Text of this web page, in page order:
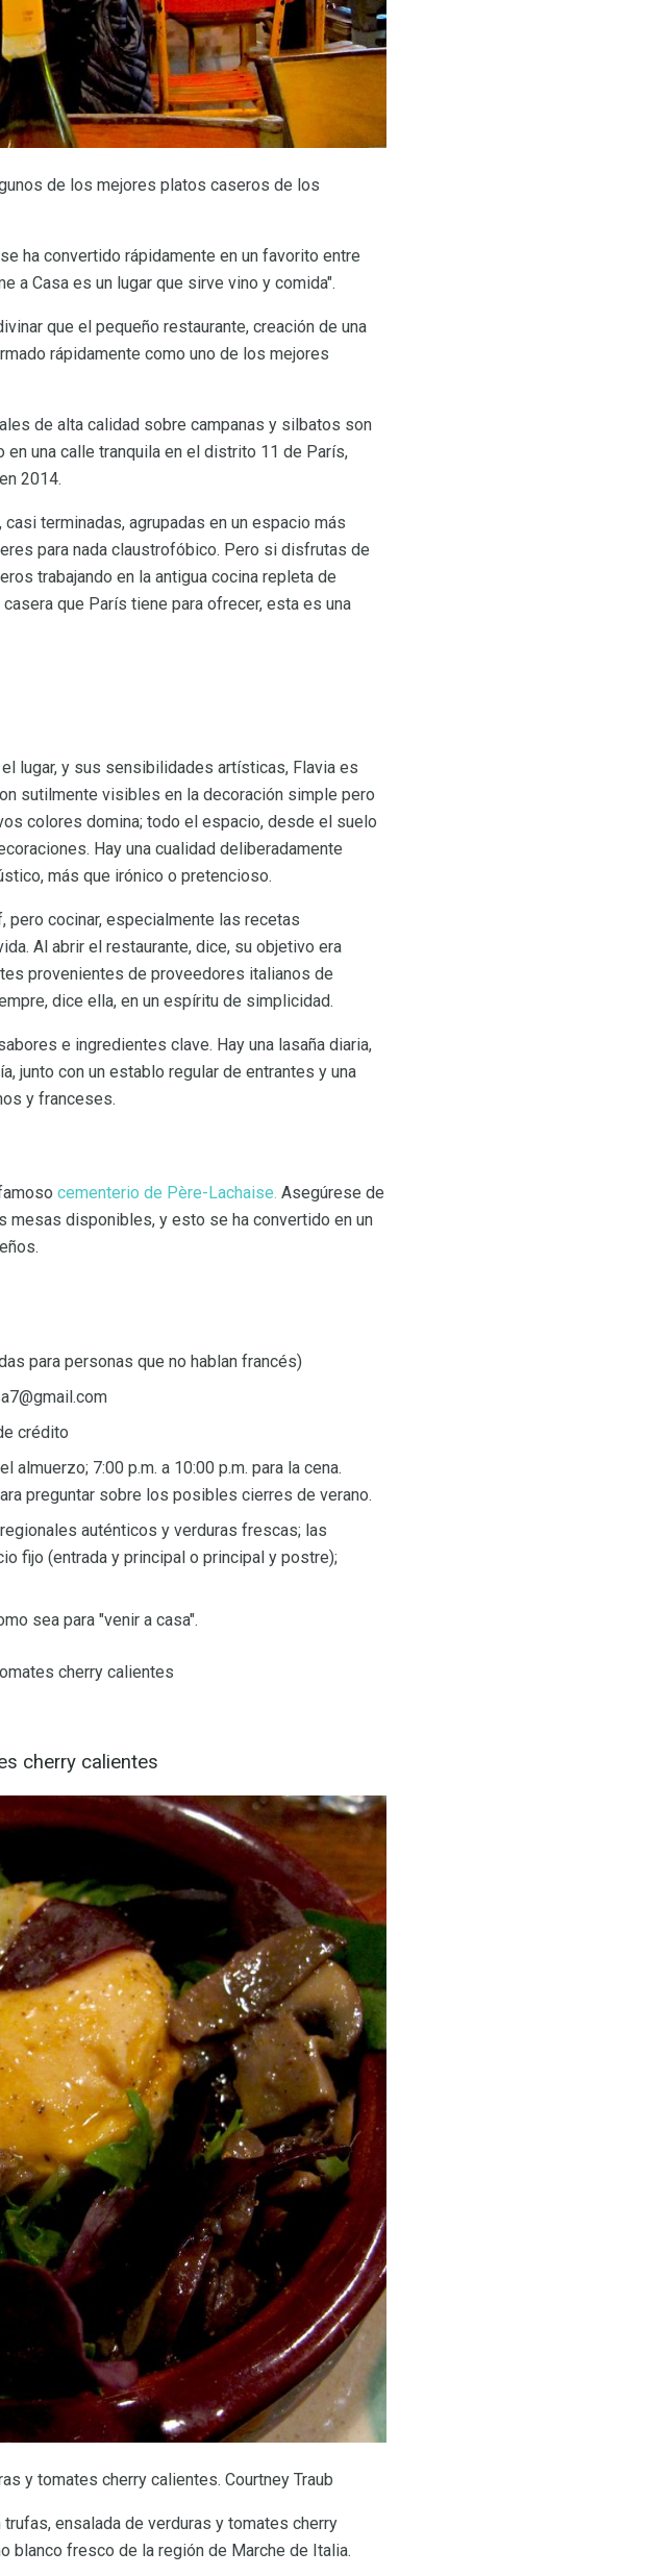
de los mejores platos caseros de los
ha convertido rápidamente en un favorito entre
a Casa es un lugar que sirve vino y comida".
que el pequeño restaurante, creación de una
rápidamente como uno de los mejores
de alta calidad sobre campanas y silbatos son
una calle tranquila en el distrito 11 de París,
2014.
terminadas, agrupadas en un espacio más
para nada claustrofóbico. Pero si disfrutas de
trabajando en la antigua cocina repleta de
que París tiene para ofrecer, esta es una
lugar, y sus sensibilidades artísticas, Flavia es
sutilmente visibles en la decoración simple pero
colores domina; todo el espacio, desde el suelo
Hay una cualidad deliberadamente
más que irónico o pretencioso.
pero cocinar, especialmente las recetas
Al abrir el restaurante, dice, su objetivo era
provenientes de proveedores italianos de
dice ella, en un espíritu de simplicidad.
e ingredientes clave. Hay una lasaña diaria,
junto con un establo regular de entrantes y una
y franceses.
cementerio de Père-Lachaise. Asegúrese de
mesas disponibles, y esto se ha convertido en un
para personas que no hablan francés)
crédito
almuerzo; 7:00 p.m. a 10:00 p.m. para la cena.
preguntar sobre los posibles cierres de verano.
auténticos y verduras frescas; las
fijo (entrada y principal o principal y postre);
sea para "venir a casa".
cherry calientes
cherry calientes
y tomates cherry calientes. Courtney Traub
ensalada de verduras y tomates cherry
blanco fresco de la región de Marche de Italia.